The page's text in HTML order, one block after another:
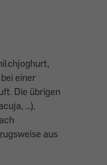
einer
Die übrigen
...),
aus